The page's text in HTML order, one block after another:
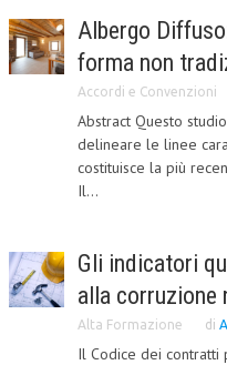
PEER REVIEW
CODICE ETICO
AUTORI
COLLABORA CON NOI
ECONOMIA
ECONOMIA DELL’ARTE
HUMAN RESOURCES
Albergo
forma non
Accordi e Convenzioni
Abstract Questo
delineare le linee
costituisce la più
Il...
Gli indicatori
alla corruzione
Alta Formazione di
Il Codice dei contratti